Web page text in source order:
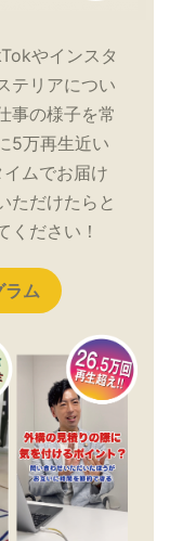
やインスタ
テリアについ
事の様子を常
5万再生近い
ムでお届け
ただけたらと
ください！
ラム